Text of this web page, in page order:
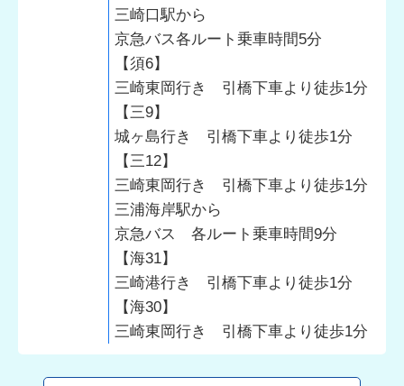
三崎口駅から
京急バス各ルート乗車時間5分
【須6】
三崎東岡行き 引橋下車より徒歩1分
【三9】
城ヶ島行き 引橋下車より徒歩1分
【三12】
三崎東岡行き 引橋下車より徒歩1分
三浦海岸駅から
京急バス 各ルート乗車時間9分
【海31】
三崎港行き 引橋下車より徒歩1分
【海30】
三崎東岡行き 引橋下車より徒歩1分